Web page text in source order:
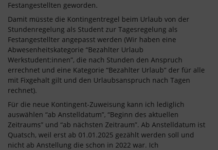
Festangestellten geworden.
Damit müsste die Kontingentregel beim Urlaub von der
Stundenregelung als Student zur Tagesregelung als
Festangestellter angepasst werden (Wir haben eine
Abwesenheitskategorie “Bezahlter Urlaub
Werkstudent:innen”, die nach Stunden den Anspruch
errechnet und eine Kategorie “Bezahlter Urlaub” der für alle
mit Fixgehalt gilt und den Urlaubsanspruch nach Tagen
rechnet).
Für die neue Kontingent-Zuweisung kann ich lediglich
auswählen “ab Anstelldatum”, “Beginn des aktuellen
Zeitraums” und “ab nächsten Zeitraum”. Ab Anstelldatum ist
Quatsch, weil erst ab 01.01.2025 gezählt werden soll und
nicht ab Anstellung die schon in 2022 war. Ich